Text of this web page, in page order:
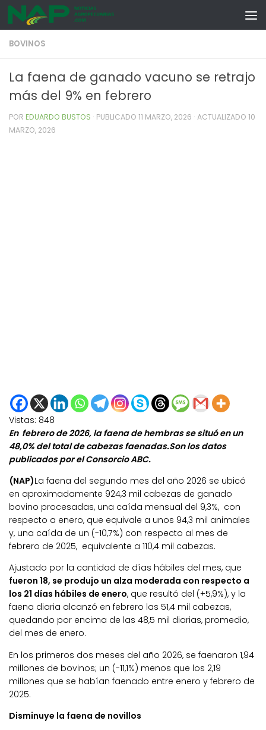
Skip to content
BOVINOS
La faena de ganado vacuno se retrajo
más del 9% en febrero
POR EDUARDO BUSTOS · PUBLICADO 11 MARZO, 2026 · ACTUALIZADO 10
MARZO, 2026
Vistas: 848
En febrero de 2026, la faena de hembras se situó en un
48,0% del total de cabezas faenadas.Son los datos
publicados por el Consorcio ABC.
(NAP)La faena del segundo mes del año 2026 se ubicó
en aproximadamente 924,3 mil cabezas de ganado
bovino procesadas, una caída mensual del 9,3%, con
respecto a enero, que equivale a unos 94,3 mil animales
y, una caída de un (-10,7%) con respecto al mes de
febrero de 2025, equivalente a 110,4 mil cabezas.
Ajustado por la cantidad de días hábiles del mes, que
fueron 18, se produjo un alza moderada con respecto a
los 21 días hábiles de enero, que resultó del (+5,9%), y la
faena diaria alcanzó en febrero las 51,4 mil cabezas,
quedando por encima de las 48,5 mil diarias, promedio,
del mes de enero.
En los primeros dos meses del año 2026, se faenaron 1,94
millones de bovinos; un (-11,1%) menos que los 2,19
millones que se habían faenado entre enero y febrero de
2025.
Disminuye la faena de novillos